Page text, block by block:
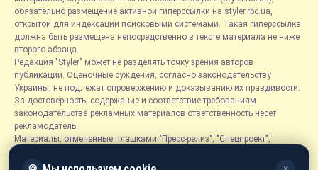
обязательно размещение активной гиперссылки на styler.rbc.ua,
открытой для индексации поисковыми системами. Такая гиперссылка
должна быть размещена непосредственно в тексте материала не ниже
второго абзаца.
Редакция "Styler" может не разделять точку зрения авторов
публикаций. Оценочные суждения, согласно законодательству
Украины, не подлежат опровержению и доказыванию их правдивости.
За достоверность, содержание и соответствие требованиям
законодательства рекламных материалов ответственность несет
рекламодатель.
Материалы, отмеченные плашками "Пресс-релиз", "Спецпроект",
размещаются на правах рекламы.